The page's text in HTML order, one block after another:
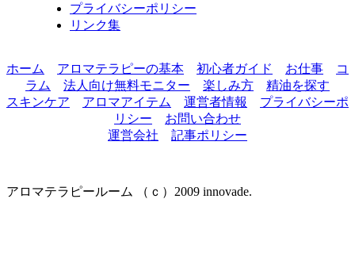
プライバシーポリシー
リンク集
ホーム アロマテラピーの基本 初心者ガイド お仕事
コ
ラム
法人向け無料モニター 楽しみ方
精油を探す
スキンケア
アロマアイテム 運営者情報
プライバシーポ
リシー
お問い合わせ
運営会社
記事ポリシー
アロマテラピールーム （ｃ）2009 innovade.